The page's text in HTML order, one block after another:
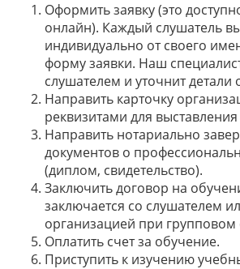
Оформить заявку (это
онлайн). Каждый слушатель
индивидуально от своего
форму заявки. Наш
слушателем и уточнит детали
Направить карточку
реквизитами для выставления
Направить нотариально
документов о
(диплом, свидетельство).
Заключить договор на
заключается со слушателем
организацией при
Оплатить счет за обучение.
Приступить к изучению